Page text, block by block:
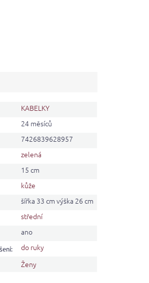
KABELKY
24 měsíců
7426839628957
zelená
15 cm
kůže
šířka 33 cm výška 26 cm
střední
ano
: do ruky
Ženy